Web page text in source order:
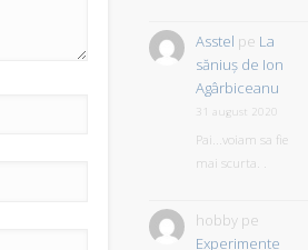
Asstel pe La
săniuş de Ion
Agârbiceanu
31 august 2020
Pai...voiam sa fie
mai scurta. .
hobbype
Experimente